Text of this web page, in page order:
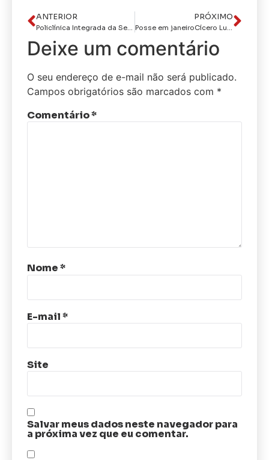
ANTERIOR
Policlínica Integrada da Segurança Pública recebe tomógrafo de última geração e amplia serviços
PRÓXIMO
Posse em janeiroCícero Lucena anuncia convocação de todos os aprovados no concurso da Educação
Deixe um comentário
O seu endereço de e-mail não será publicado.
Campos obrigatórios são marcados com *
Comentário*
Nome*
E-mail*
Site
Salvar meus dados neste navegador para
a próxima vez que eu comentar.